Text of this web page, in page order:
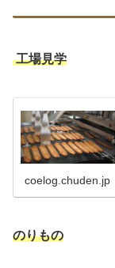
工場見学
coelog.chuden.jp
のりもの